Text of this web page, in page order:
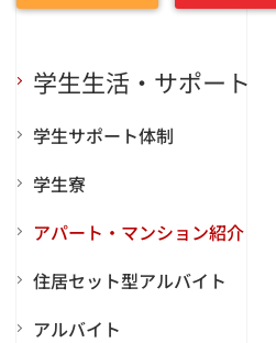
学生生活・サポート
学生サポート体制
学生寮
アパート・マンション紹介
住居セット型アルバイト
アルバイト